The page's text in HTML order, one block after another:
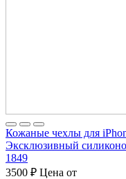
Кожаные чехлы для
Эксклюзивный
1849
3500 ₽ Цена от